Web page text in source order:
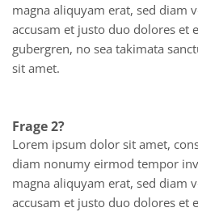
magna aliquyam erat, sed diam
accusam et justo duo dolores et
gubergren, no sea takimata
sit amet.
Frage 2?
Lorem ipsum dolor sit amet,
diam nonumy eirmod tempor
magna aliquyam erat, sed diam
accusam et justo duo dolores et